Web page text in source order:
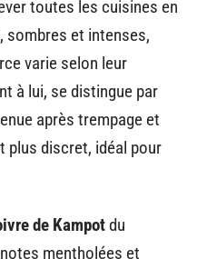
toutes les cuisines en
sombres et intenses,
varie selon leur
à lui, se distingue par
après trempage et
plus discret, idéal pour
de Kampotdu
mentholées et